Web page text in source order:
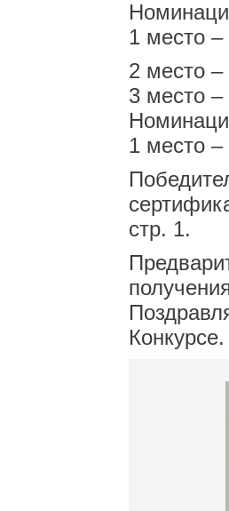
1 место
2 место
3 место
1 место
стр. 1.
Конкурсе.